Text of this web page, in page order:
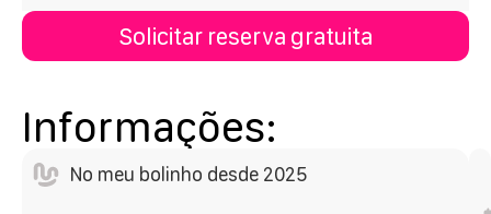
Solicitar reserva gratuita
Informações:
No meu bolinho desde 2025